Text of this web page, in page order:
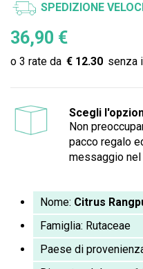
SPEDIZIONE
36,90 €
€ 12.30
Scegli
Non
pacco regalo
messaggio
Nome: Citrus
Famiglia: Rutaceae
Paese di